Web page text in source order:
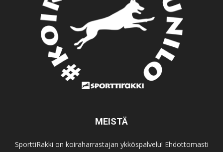
MEISTÄ
SporttiRakki on koiraharrastajan ykköspalvelu! Ehdottomasti